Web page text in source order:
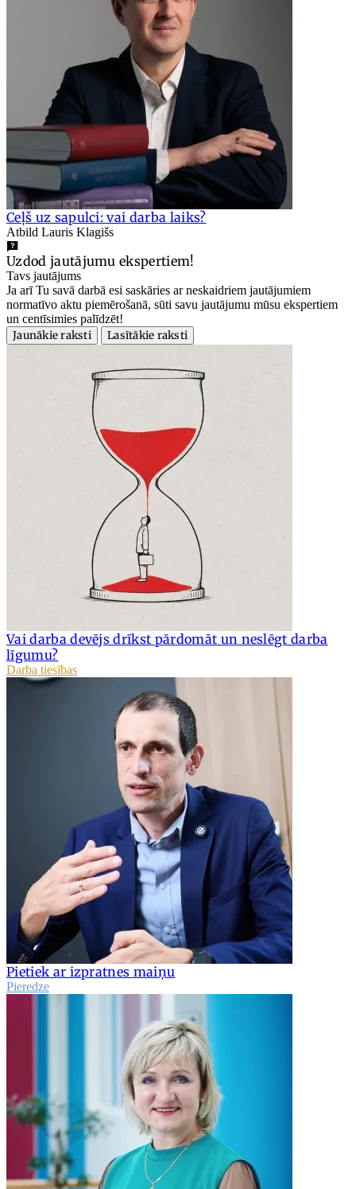
Ceļš uz sapulci: vai darba laiks?
Atbild Lauris Klagišs
Uzdod jautājumu ekspertiem!
Tavs jautājums
Ja arī Tu savā darbā esi saskāries ar neskaidriem jautājumiem
normatīvo aktu piemērošanā, sūti savu jautājumu mūsu ekspertiem
un centīsimies palīdzēt!
Jaunākie raksti
Lasītākie raksti
Vai darba devējs drīkst pārdomāt un neslēgt darba
līgumu?
Darba tiesības
Pietiek ar izpratnes maiņu
Pieredze